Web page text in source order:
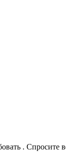
. Спросите